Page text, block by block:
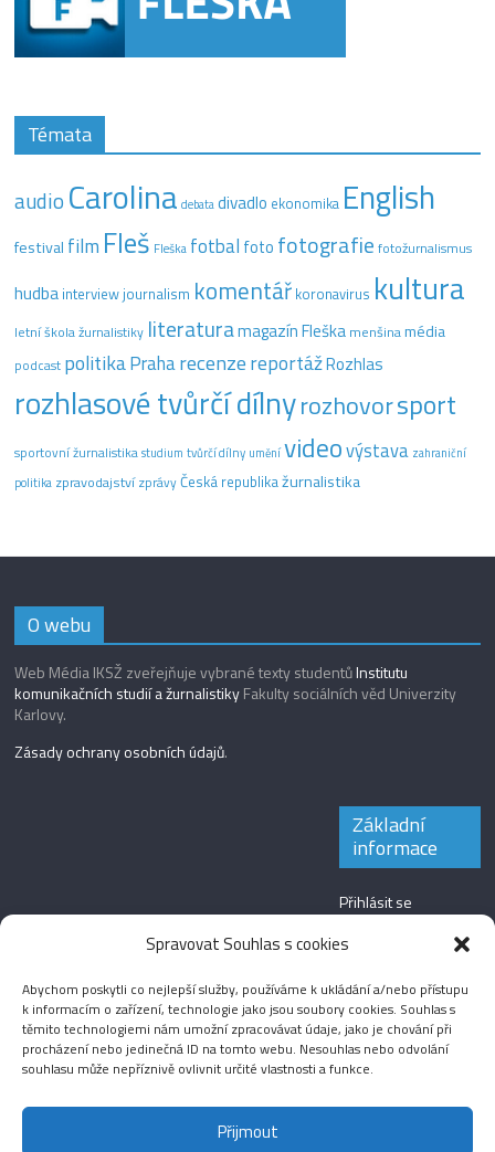
Spravovat Souhlas s cookies
Abychom poskytli co nejlepší služby, používáme k ukládání a/nebo přístupu
k informacím o zařízení, technologie jako jsou soubory cookies. Souhlas s
těmito technologiemi nám umožní zpracovávat údaje, jako je chování při
procházení nebo jedinečná ID na tomto webu. Nesouhlas nebo odvolání
souhlasu může nepříznivě ovlivnit určité vlastnosti a funkce.
Přijmout
Témata
audio Carolina debata divadlo ekonomika English
festival film Fleš Fleška fotbal foto fotografie fotožurnalismus
hudba interview journalism komentář koronavirus kultura
letní škola žurnalistiky literaturamagazín Fleška menšinamédia
podcast politikaPraharecenzereportážRozhlas
rozhlasové tvůrčí dílnyrozhovorsport
sportovní žurnalistika studium tvůrčí dílny uměnívideovýstava zahraniční
politika zpravodajstvízprávyČeská republikažurnalistika
O webu
Web Média IKSŽ zveřejňuje vybrané texty studentůInstitutu
komunikačních studií a žurnalistikyFakulty sociálních věd Univerzity
Karlovy.
Zásady ochrany osobních údajů.
Základní
informace
Přihlásit se
Zdroj kanálů
Kanál komentářů
Česká lokalizace